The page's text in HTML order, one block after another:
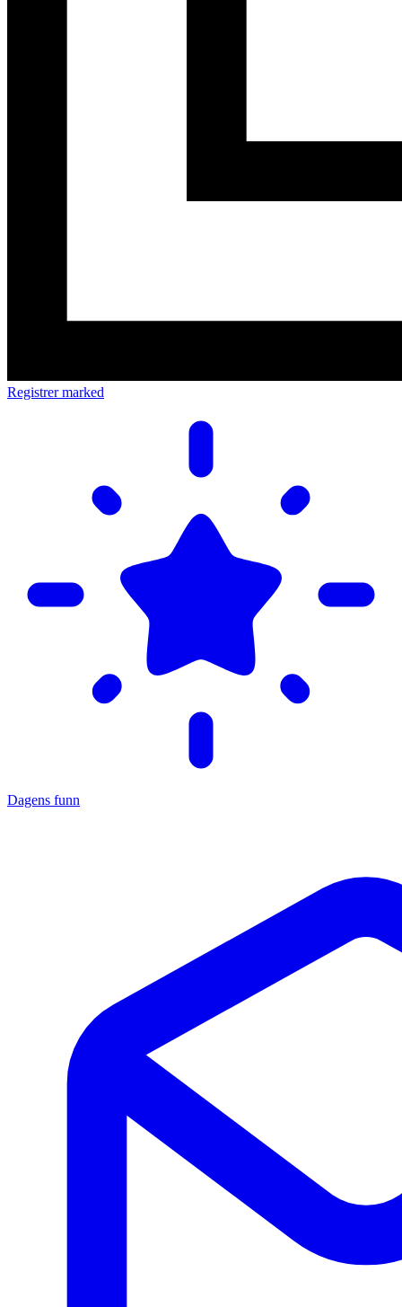
Registrer marked
Dagens funn